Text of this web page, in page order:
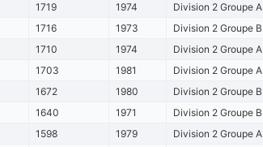
1719 1974
Division 2 Groupe A
1716 1973
Division 2 Groupe B
1710 1974
Division 2 Groupe A
1703 1981
Division 2 Groupe A
1672 1980
Division 2 Groupe B
1640 1971
Division 2 Groupe B
1598 1979
Division 2 Groupe A